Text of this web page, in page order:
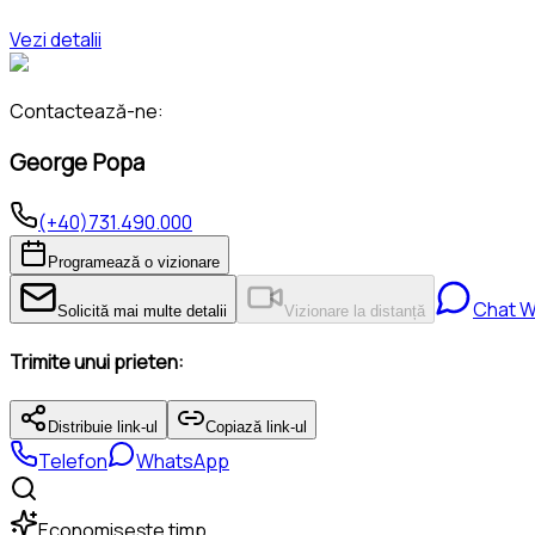
Vezi detalii
Contactează-ne:
George Popa
(+40)731.490.000
Programează o vizionare
Solicită mai multe detalii Vizionare la distanță Chat
Trimite unui prieten:
Distribuie link-ul Copiază link-ul
Telefon WhatsApp